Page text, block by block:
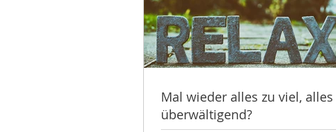
Mal wieder alles zu viel, alles
überwältigend?